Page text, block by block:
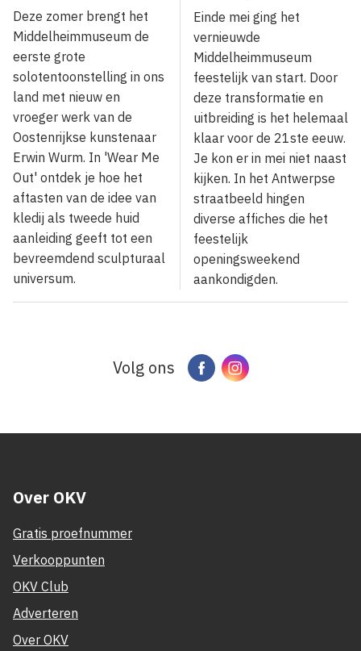
Deze zomer brengt het
Middelheimmuseum de
eerste grote
solotentoonstelling in ons
land met nieuw en
vroeger werk van de
Oostenrijkse kunstenaar
Erwin Wurm. In 'Wear Me
Out' ontdek je hoe het
aftasten van de idee van
kledij als tweede huid
aanleiding geeft tot een
bevreemdend sculpturaal
universum.
Einde mei ging het
vernieuwde
Middelheimmuseum
feestelijk van start. Door
deze transformatie en
uitbreiding is het helemaal
klaar voor de 21ste eeuw.
Je kon er in mei niet naast
kijken. In het Antwerpse
straatbeeld hingen
diverse affiches die het
feestelijk
openingsweekend
aankondigden.
Volg ons FacebookInstagram
Over OKV
Gratis proefnummer
Verkooppunten
OKV Club
Adverteren
Over OKV